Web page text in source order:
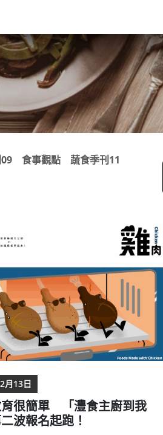
食事觀點 蔬食季刊11
很簡單 「灃食主廚到我
波報名起跑！
月13日